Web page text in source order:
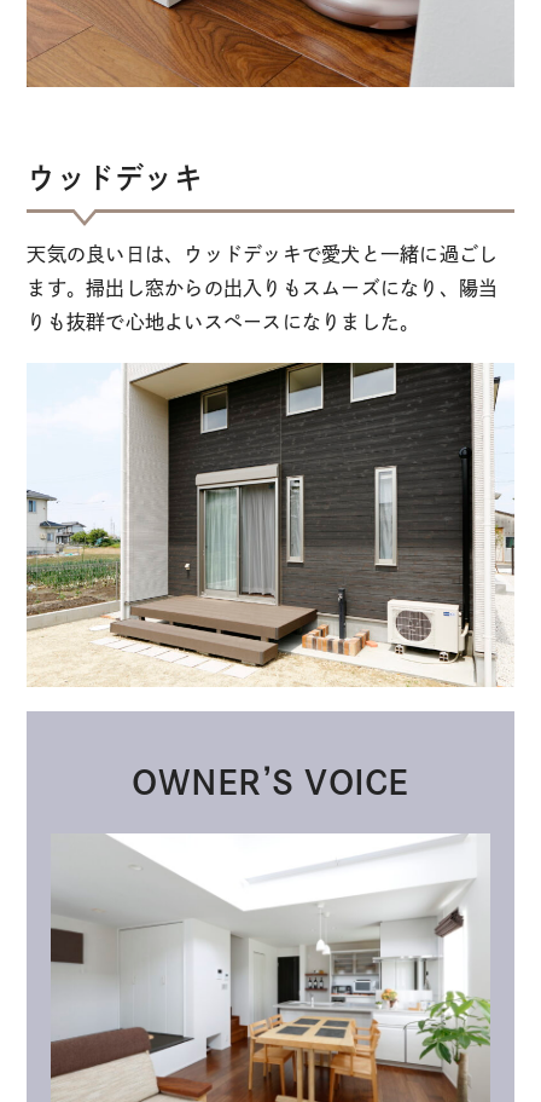
ウッドデッキ
天気の良い日は、ウッドデッキで愛犬と一緒に過ごし
ます。掃出し窓からの出入りもスムーズになり、陽当
りも抜群で心地よいスペースになりました。
OWNER’S VOICE